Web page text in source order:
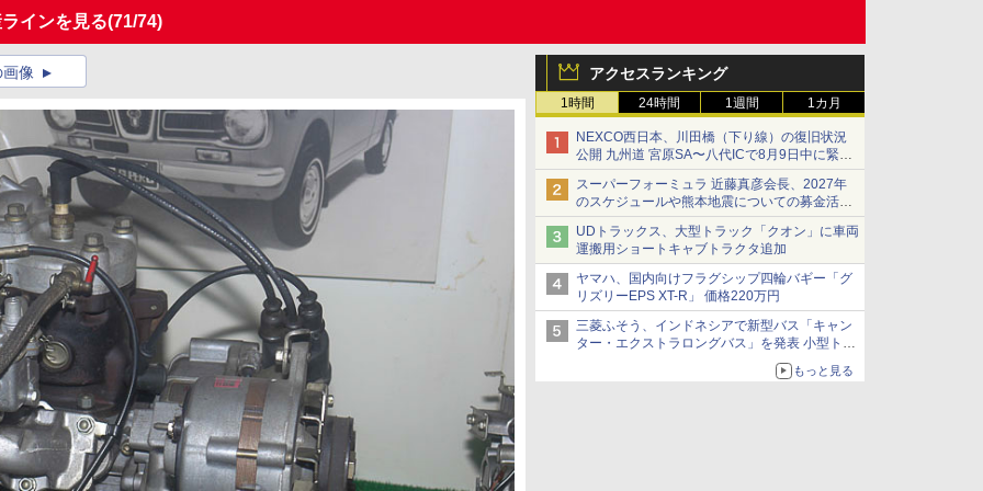
インを見る(71/74)
アクセスランキング
1時間 24時間 1週間 1カ月
NEXCO西日本、川田橋（下り線）の復旧状況
公開 九州道 宮原SA〜八代ICで8月9日中に緊急
車両を通行可能に
スーパーフォーミュラ 近藤真彦会長、2027年
のスケジュールや熊本地震についての募金活動
を紹介
UDトラックス、大型トラック「クオン」に車両
運搬用ショートキャブトラクタ追加
ヤマハ、国内向けフラグシップ四輪バギー「グ
リズリーEPS XT-R」 価格220万円
三菱ふそう、インドネシアで新型バス「キャン
ター・エクストラロングバス」を発表 小型トラ
ックベースの観光・旅客輸送向けバス
もっと見る
像